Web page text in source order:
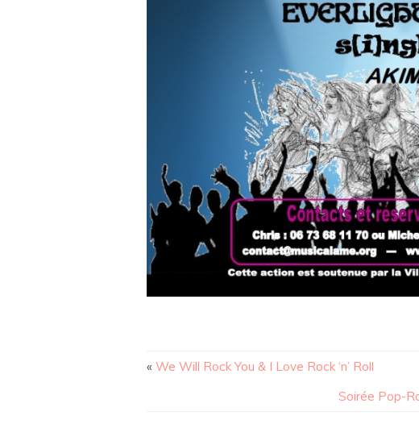
« We Will Rock You & I Love Rock ‘n’ Roll
Soirée Pop-